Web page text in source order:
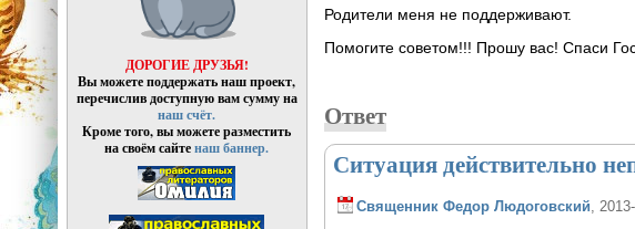
Родители меня не поддерживают.
Помогите советом!!! Прошу вас! Спаси
Ответ
Ситуация действительно
Священник Федор Людоговский ,
ДОРОГИЕ ДРУЗЬЯ!
Вы можете поддержать наш проект,
перечислив доступную вам сумму на
наш счёт.
Кроме того, вы можете разместить
на своём сайтенаш баннер.